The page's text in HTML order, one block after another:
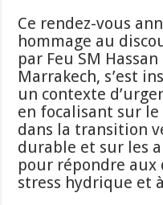
Ce rendez-vous
hommage au
par Feu SM
Marrakech, s’est
un contexte
en focalisant sur
dans la transition
durable et sur les
pour répondre aux
stress hydrique et